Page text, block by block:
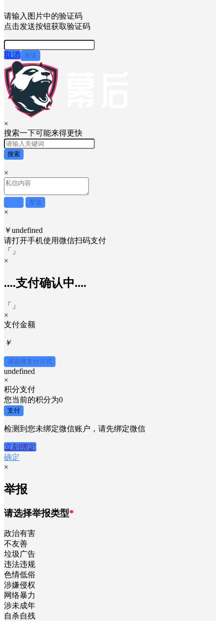
请输入图片中的验证码
点击发送按钮获取验证码
取消 发送
×
搜索一下可能来得更快
搜索
×
发送
×
￥undefined
请打开手机使用微信扫码支付
「
」
×
....支付确认中....
「
」
×
支付金额
￥
请选择支付方式
undefined
×
积分支付
您当前的积分为0
支付
检测到您未绑定微信账户，请先绑定微信
立刻绑定
确定
×
举报
请选择举报类型*
政治有害
不友善
垃圾广告
违法违规
色情低俗
涉嫌侵权
网络暴力
涉未成年
自杀自残